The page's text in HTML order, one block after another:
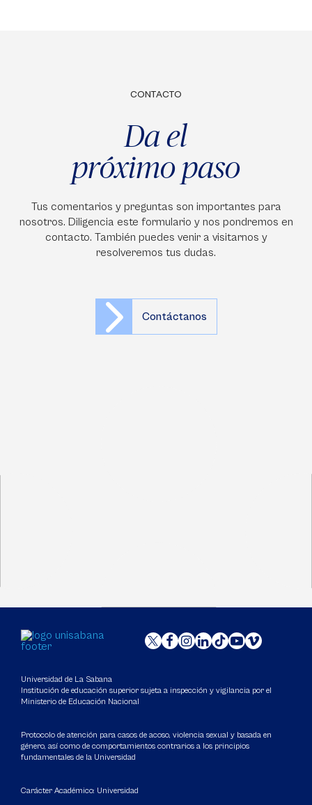
CONTACTO
Da el
próximo paso
Tus comentarios y preguntas son importantes para
nosotros. Diligencia este formulario y nos pondremos en
contacto. También puedes venir a visitarnos y
resolveremos tus dudas.
Contáctanos
Universidad de La Sabana
Institución de educación superior sujeta a inspección y vigilancia por el
Ministerio de Educación Nacional
Protocolo de atención para casos de acoso, violencia sexual y basada en
género, así como de comportamientos contrarios a los principios
fundamentales de la Universidad
Carácter Académico: Universidad